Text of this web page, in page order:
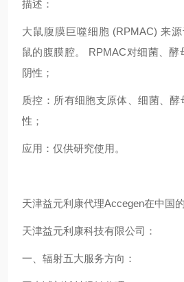
描述：
大鼠腹膜巨噬细胞 (RPMAC) 来源
鼠的腹膜腔。 RPMAC对细菌、酵
阴性；
质控：所有细胞支原体、细菌、
性；
应用：仅供研究使用。
天津益元利康代理Accegen在中国的
天津益元利康科技有限公司：
一、辐射五大服务方向：